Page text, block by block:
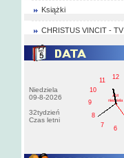
Książki
CHRISTUS VINCIT - TV
Niedziela
09-8-2026
32tydzień
Czas letni
6
7
8
9
10
11
12
AM
niedziela